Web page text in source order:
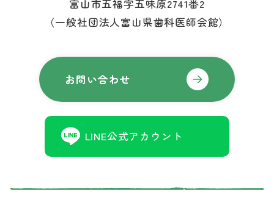
富山市五福字五味原2741番2
（一般社団法人富山県歯科医師会館）
お問い合わせ
LINE公式アカウント